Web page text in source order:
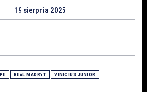
19 sierpnia 2025
REAL MADRYT VINICIUS JUNIOR